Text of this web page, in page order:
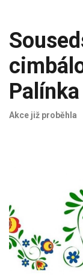
Palínka
Akce již proběhla